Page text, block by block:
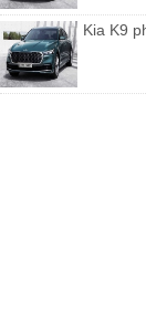
Kia K9